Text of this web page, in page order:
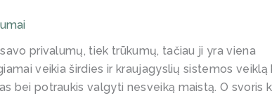
privalumų, tiek trūkumų, tačiau ji yra viena
veikia širdies ir kraujagyslių sistemos veiklą
bei potraukis valgyti nesveiką maistą. O svoris